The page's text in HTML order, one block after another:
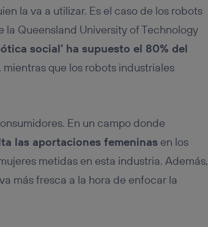
la va a utilizar. Es el caso de los robots
Queensland University of Technology
social’ ha supuesto el 80% del
que los robots industriales
En un campo donde
las aportaciones femeninasen los
metidas en esta industria. Además,
más fresca a la hora de enfocar la